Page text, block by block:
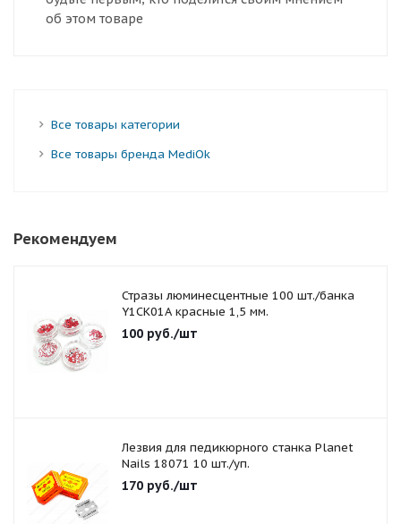
об этом товаре
Все товары категории
Все товары бренда MediOk
Рекомендуем
Стразы люминесцентные 100 шт./банка
Y1CK01A красные 1,5 мм.
100 руб./шт
Лезвия для педикюрного станка Planet
Nails 18071 10 шт./уп.
170 руб./шт